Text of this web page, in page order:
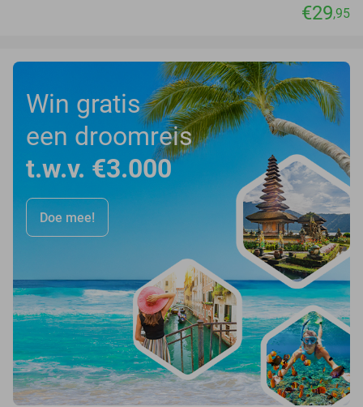
€29,95
Win gratis
een droomreis
t.w.v. €3.000
Doe mee!